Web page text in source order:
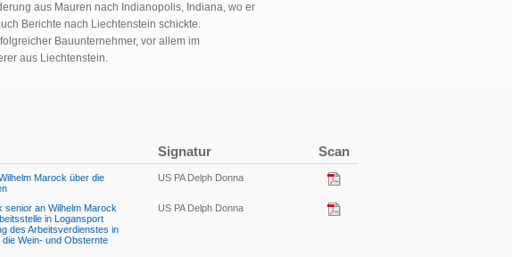
aus Mauren nach Indianopolis, Indiana, wo er
Berichte nach Liechtenstein schickte.
Bauunternehmer, vor allem im
aus Liechtenstein.
Signatur Scan
Marock über die
US PA Delph Donna
an Wilhelm Marock
in Logansport
des Arbeitsverdienstes in
Wein- und Obsternte
US PA Delph Donna